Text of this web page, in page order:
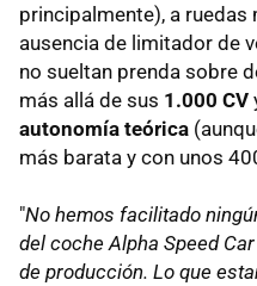
principalmente), a ruedas
ausencia de limitador de
no sueltan prenda sobre
más allá de sus 1.000 CV
autonomía teórica
más barata y con unos
"No hemos facilitado
del coche Alpha Speed
de producción. Lo que